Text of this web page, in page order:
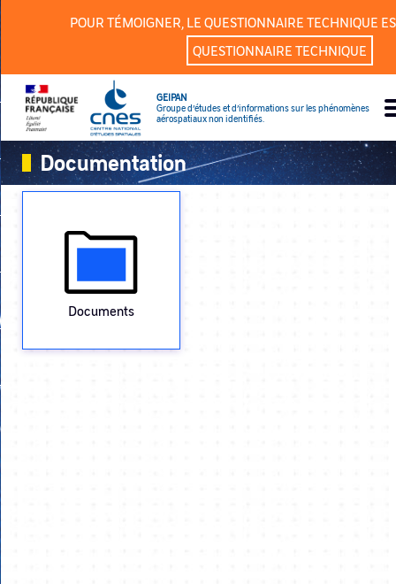
POUR TÉMOIGNER, LE QUESTIONNAIRE TECHNIQUE
QUESTIONNAIRE TECHNIQUE
GEIPAN
Groupe d’études et d’informations sur les phénomènes
aérospatiaux non identifiés.
Documentation
Documents